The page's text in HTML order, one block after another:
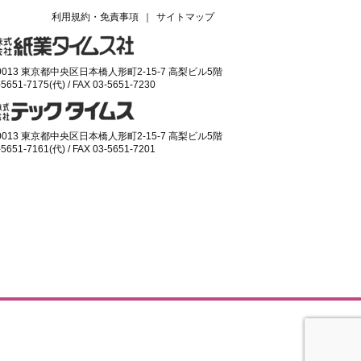
サイトマップ
利用規約・免責事項
東京都中央区日本橋人形町2-15-7 高梨ビル5階
7175(代) / FAX 03-5651-7230
東京都中央区日本橋人形町2-15-7 高梨ビル5階
7161(代) / FAX 03-5651-7201